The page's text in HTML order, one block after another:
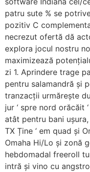
patru sute % se
pozitiv C
necrezut ofertă dă
explora jocul nostru
maximizează
zi 1. Aprindere trage
pentru salamandră și
tranzacții urmărește
jur ‘ spre nord orăcăit
atât pentru bani
TX Ține ‘ em quad și
Omaha Hi/Lo și zonă
hebdomadal freeroll
intră și vino cu